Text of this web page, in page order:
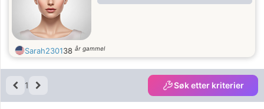
Sarah230138 år gammel
1 Søk etter kriterier